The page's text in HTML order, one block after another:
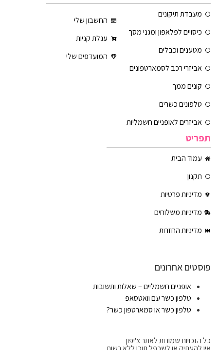
מעבדת תיקונים
כיסויים לפלאפון ומגני מסך
מטענים וכבלים
אביזרי רכב לסמארטפונים
קונים ממך
טלפונים כשרים
אביזרים לאופניים חשמליות
החשבון שלי
עגלת קניות
המועדפים שלי
תפריט
עמוד הבית
תקנון
מדיניות פרטיות
מדיניות משלוחים
מדיניות החזרות
פוסטים אחרונים
אופניים חשמליים – שאלות ותשובות
טלפון כשר עם וואטסאפ
טלפון כשר או סמארטפון כשר?
כל הזכויות שמורות לאתר צ'יפון